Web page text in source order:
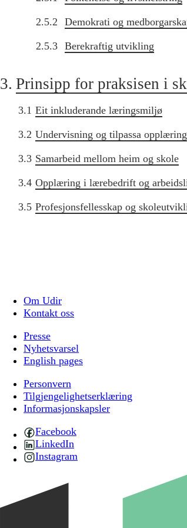
2.5.2 Demokrati og
2.5.3 Berekraftig utvikling
3. Prinsipp for praksisen i
3.1 Eit inkluderande læringsmiljø
3.2 Undervisning og tilpassa opplæring
3.3 Samarbeid mellom heim og skole
3.4 Opplæring i lærebedrift og
3.5 Profesjonsfellesskap og
Om Udir
Kontakt oss
Presse
Nyhetsvarsel
English pages
Personvern
Tilgjengelighetserklæring
Informasjonskapsler
Facebook
LinkedIn
Instagram